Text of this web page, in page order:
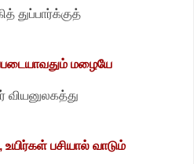
துப்பார்க்குத்
மழையே
வியனுலகத்து
பசியால் வாடும்